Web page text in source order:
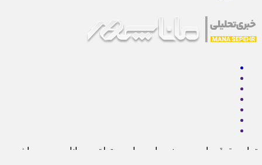
تمام حقوق مادی و معنوی این سایت متعلق به ماناسپهر می باشد و